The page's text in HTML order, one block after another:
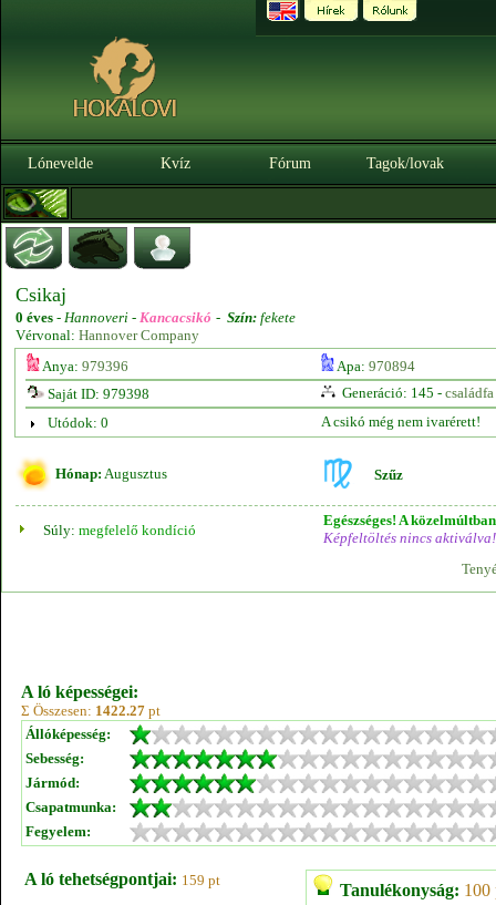
Lónevelde Kvíz Fórum Tagok/lovak
Csikaj
0 éves - Hannoveri - Kancacsikó - Szín: fekete
Vérvonal: Hannover Company
Anya: 979396 Apa: 970894
Saját ID: 979398
Generáció: 145 - családfa
Utódok: 0
A csikó még nem ivarérett!
Hónap: Augusztus Szűz
Súly: megfelelő kondíció
Egészséges! A
Képfeltöltés nincs aktiválva!
A ló képességei:
Σ Összesen: 1422.27 pt
Állóképesség:
Sebesség:
Jármód:
Csapatmunka:
Fegyelem:
A ló tehetségpontjai: 159 pt
Tanulékonyság: 100